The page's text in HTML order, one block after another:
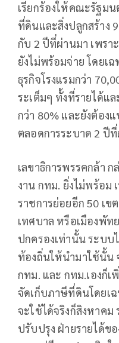
เรียกร้องให้คณะรัฐม
ที่ดินและสิ่งปลูกสร้าง
กับ 2 ปีที่ผ่านมา เพรา
ยังไม่พร้อมจ่าย โดยเ
ธุรกิจโรงแรมกว่า
ระเต็มๆ ทั้งที่รายได้แ
กว่า 80% และยังต้อง
ตลอดการระบาด 2 ปี
เลขาธิการพรรคกล้า ก
งาน กทม. ยิ่งไม่พร้อม
ราชการย่อยอีก 50 เข
เทศบาล หรือเมืองพัท
ปกครองเท่านั้น ระบบ
ท้องถิ่นให้นำมาใช้นั้น
กทม. และ กทม.เองก็เ
จัดเก็บภาษีที่ดินโดยเฉ
จะใช้ได้จริงก็สิงหาคม
ปรับปรุง ฝ่ายรายได้ข